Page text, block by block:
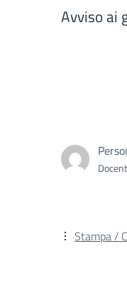
Avviso ai
Stampa /